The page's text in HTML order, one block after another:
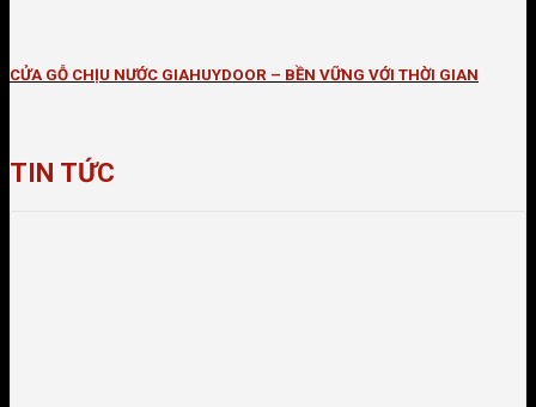
CỬA GỖ CHỊU NƯỚC GIAHUYDOOR – BỀN VỮNG VỚI THỜI GIAN
TIN TỨC